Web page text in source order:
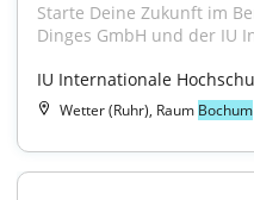
Starte Deine Zukunft im
Dinges GmbH und der IU
IU Internationale
Wetter (Ruhr), Raum Bochum